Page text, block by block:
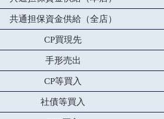
共通担保資金供給（全店）
CP買現先
手形売出
CP等買入
社債等買入